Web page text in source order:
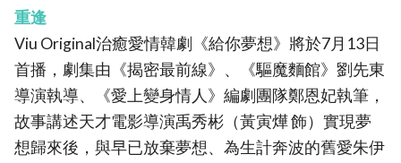
重逢
Viu Original治癒愛情韓劇《給你夢想》將於7月13日
首播，劇集由《揭密最前線》、《驅魔麵館》劉先東
導演執導、《愛上變身情人》編劇團隊鄭恩妃執筆，
故事講述天才電影導演禹秀彬（黃寅燁 飾）實現夢
想歸來後，與早已放棄夢想、為生計奔波的舊愛朱伊